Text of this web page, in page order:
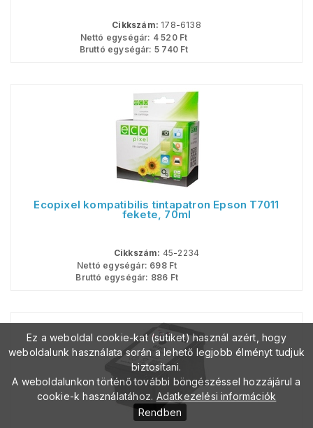
Cikkszám: 178-6138
Nettó egységár: 4 520Ft
Bruttó egységár: 5 740Ft
Ecopixel kompatibilis tintapatron Epson T7011
fekete, 70ml
Cikkszám: 45-2234
Nettó egységár: 698Ft
Bruttó egységár: 886 Ft
Ez a weboldal cookie-kat (sütiket) használ azért, hogy
weboldalunk használata során a lehető legjobb élményt tudjuk
biztosítani.
A weboldalunkon történő további böngészéssel hozzájárul a
cookie-k használatához. Adatkezelési információk
Rendben